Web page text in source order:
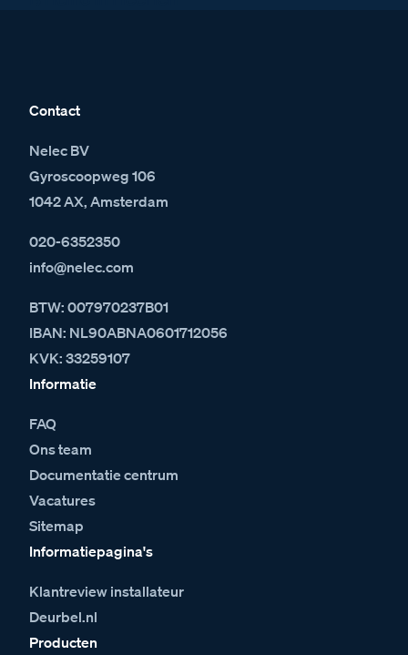
Contact
Nelec BV
Gyroscoopweg 106
1042 AX, Amsterdam
020-6352350
info@nelec.com
BTW: 007970237B01
IBAN: NL90ABNA0601712056
KVK: 33259107
Informatie
FAQ
Ons team
Documentatie centrum
Vacatures
Sitemap
Informatiepagina's
Klantreview installateur
Deurbel.nl
Producten